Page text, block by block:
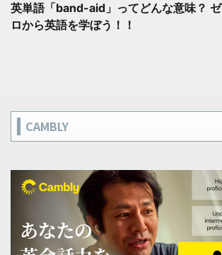
英単語「band-aid」ってどんな意味？ ゼ
ロから英語を学ぼう！！
CAMBLY